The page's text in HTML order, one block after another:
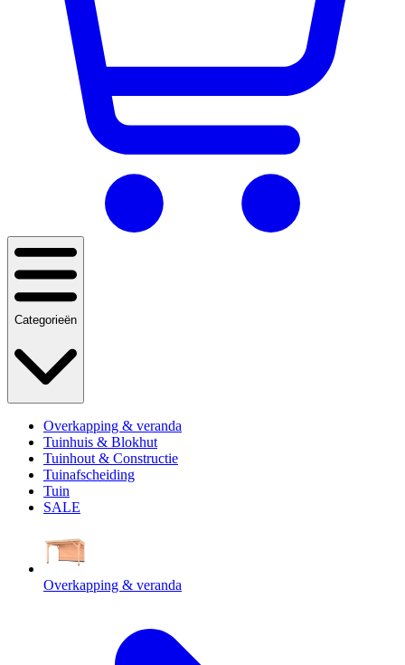
Categorieën
Overkapping & veranda
Tuinhuis & Blokhut
Tuinhout & Constructie
Tuinafscheiding
Tuin
SALE
Overkapping & veranda